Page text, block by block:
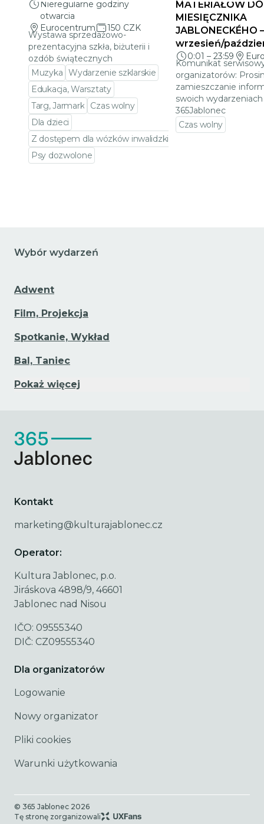
Nieregularne godziny
otwarcia
Eurocentrum
150 CZK
Wystawa sprzedażowo-
prezentacyjna szkła, biżuterii i
ozdób świątecznych
Muzyka Wydarzenie szklarskie
Edukacja, Warsztaty
Targ, Jarmark
Czas wolny
Dla dzieci
Z dostępem dla wózków inwalidzkich
Psy dozwolone
MATERIAŁÓW DO
MIESIĘCZNIKA
JABLONECKÉHO –
wrzesień/
0:01 – 23:59
Komunikat
organizatorów:
zamieszczanie
swoich
365Jablonec
Czas wolny
Wybór wydarzeń
Adwent
Film, Projekcja
Spotkanie, Wykład
Bal, Taniec
Pokaż więcej
Kontakt
marketing@kulturajablonec.cz
Operator:
Kultura Jablonec, p.o.
Jiráskova 4898/9, 46601
Jablonec nad Nisou
IČO: 09555340
DIČ: CZ09555340
Dla organizatorów
Logowanie
Nowy organizator
Pliki cookies
Warunki użytkowania
© 365 Jablonec 2026
Tę stronę zorganizowali